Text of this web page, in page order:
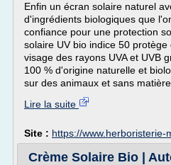
Enfin un écran solaire naturel
d'ingrédients biologiques que
confiance pour une protection
solaire UV bio indice 50
visage des rayons UVA et UVB
100 % d'origine naturelle et
sur des animaux et sans
Lire la suite
Site : https://www.herboristerie-
Crème Solaire Bio |